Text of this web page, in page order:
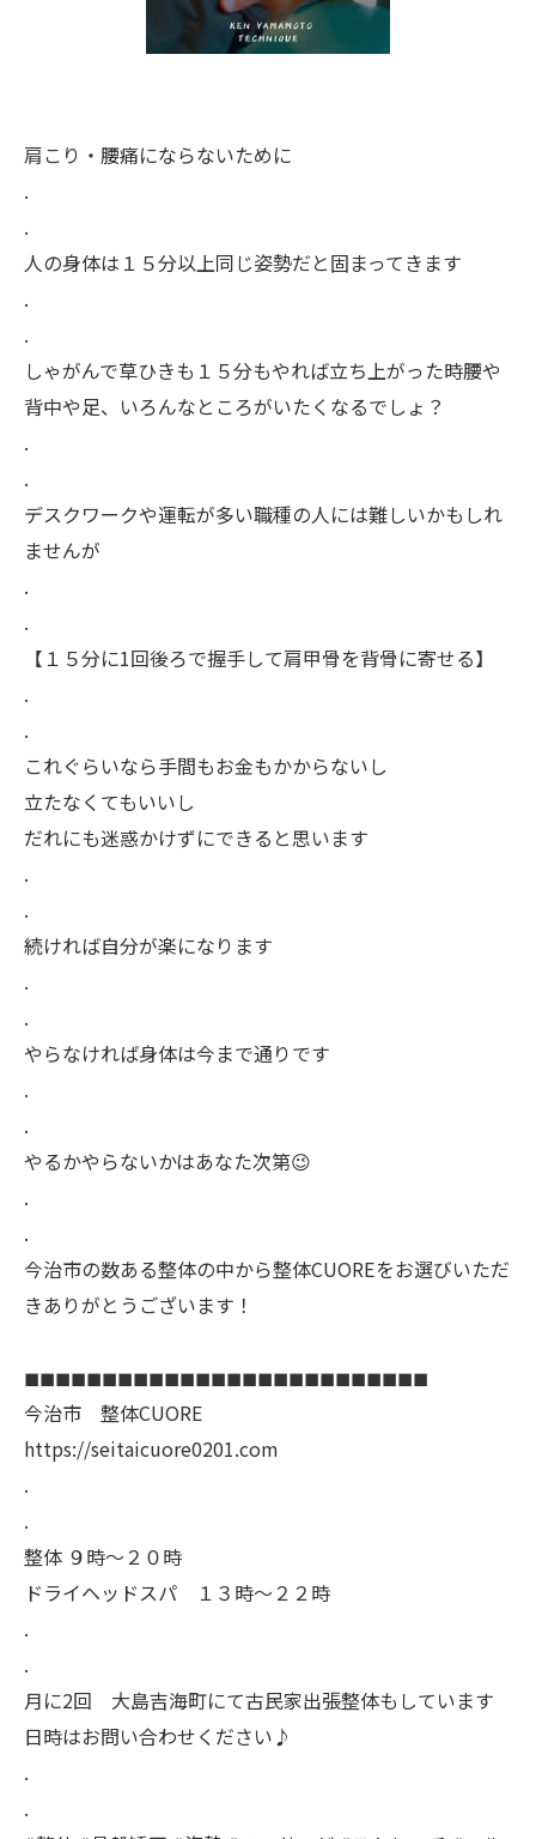
肩こり・腰痛にならないために
.
.
人の身体は１５分以上同じ姿勢だと固まってきます
.
.
しゃがんで草ひきも１５分もやれば立ち上がった時腰や
背中や足、いろんなところがいたくなるでしょ？
.
.
デスクワークや運転が多い職種の人には難しいかもしれ
ませんが
.
.
【１５分に1回後ろで握手して肩甲骨を背骨に寄せる】
.
.
これぐらいなら手間もお金もかからないし
立たなくてもいいし
だれにも迷惑かけずにできると思います
.
.
続ければ自分が楽になります
.
.
やらなければ身体は今まで通りです
.
.
やるかやらないかはあなた次第😉
.
.
今治市の数ある整体の中から整体CUOREをお選びいただ
きありがとうございます！
◼︎◼︎◼︎◼︎◼︎◼︎◼︎◼︎◼︎◼︎◼︎◼︎◼︎◼︎◼︎◼︎◼︎◼︎◼︎◼︎◼︎◼︎◼︎◼︎◼︎◼︎
今治市 整体CUORE
https://seitaicuore0201.com
.
.
整体 ９時〜２０時
ドライヘッドスパ １３時〜２２時
.
.
月に2回 大島吉海町にて古民家出張整体もしています
日時はお問い合わせください♪
.
.